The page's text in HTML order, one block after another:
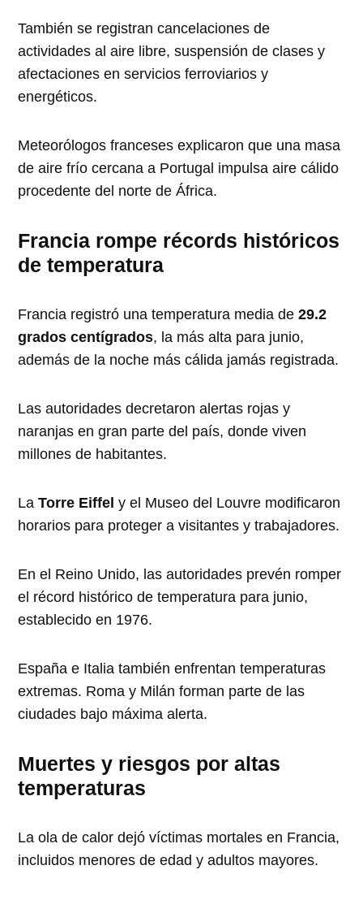
También se registran cancelaciones de
actividades al aire libre, suspensión de clases y
afectaciones en servicios ferroviarios y
energéticos.
Meteorólogos franceses explicaron que una masa
de aire frío cercana a Portugal impulsa aire cálido
procedente del norte de África.
Francia rompe récords históricos
de temperatura
Francia registró una temperatura media de29.2
grados centígrados, la más alta para junio,
además de la noche más cálida jamás registrada.
Las autoridades decretaron alertas rojas y
naranjas en gran parte del país, donde viven
millones de habitantes.
LaTorre Eiffel y el Museo del Louvre modificaron
horarios para proteger a visitantes y trabajadores.
En el Reino Unido, las autoridades prevén romper
el récord histórico de temperatura para junio,
establecido en 1976.
España e Italia también enfrentan temperaturas
extremas. Roma y Milán forman parte de las
ciudades bajo máxima alerta.
Muertes y riesgos por altas
temperaturas
La ola de calor dejó víctimas mortales en Francia,
incluidos menores de edad y adultos mayores.